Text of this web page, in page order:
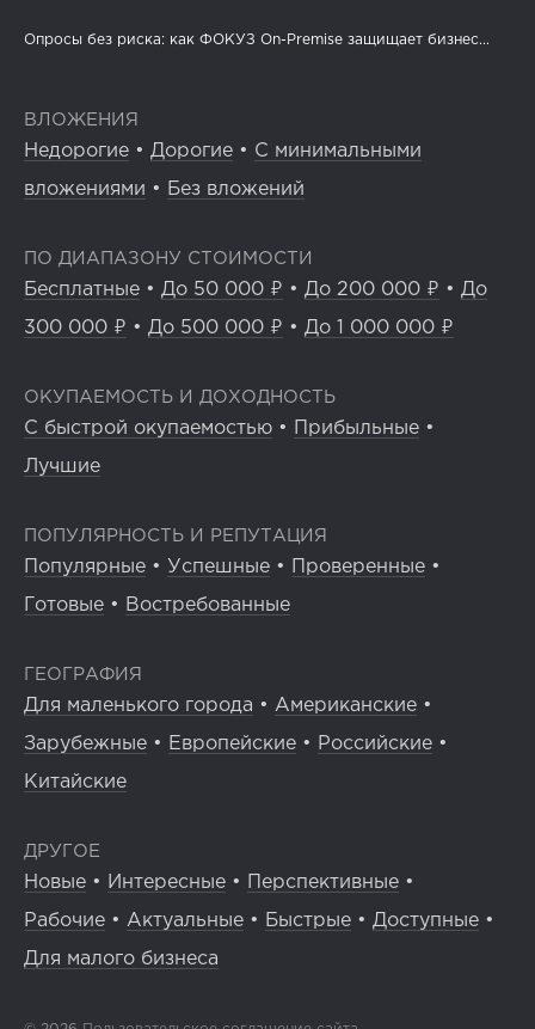
Опросы без риска: как ФОКУЗ On-Premise защищает бизнес...
ВЛОЖЕНИЯ
Недорогие • Дорогие • С минимальными
вложениями • Без вложений
ПО ДИАПАЗОНУ СТОИМОСТИ
Бесплатные • До 50 000 ₽ • До 200 000 ₽ • До
300 000 ₽ • До 500 000 ₽ • До 1 000 000 ₽
ОКУПАЕМОСТЬ И ДОХОДНОСТЬ
С быстрой окупаемостью • Прибыльные •
Лучшие
ПОПУЛЯРНОСТЬ И РЕПУТАЦИЯ
Популярные • Успешные • Проверенные •
Готовые • Востребованные
ГЕОГРАФИЯ
Для маленького города • Американские •
Зарубежные • Европейские • Российские •
Китайские
ДРУГОЕ
Новые • Интересные • Перспективные •
Рабочие • Актуальные • Быстрые • Доступные •
Для малого бизнеса